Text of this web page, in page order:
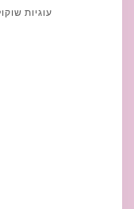
עוגיות